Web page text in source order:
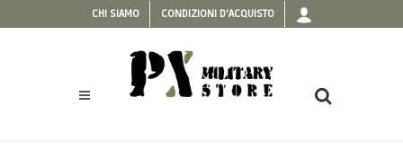
CHI SIAMO CONDIZIONI D'ACQUISTO